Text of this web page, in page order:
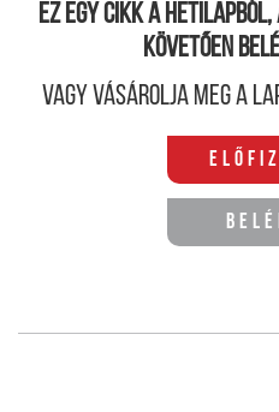
Ez egy cikk a
követően
Vagy vásárolja meg a